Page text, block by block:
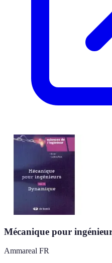
Mécanique pour
Ammareal FR